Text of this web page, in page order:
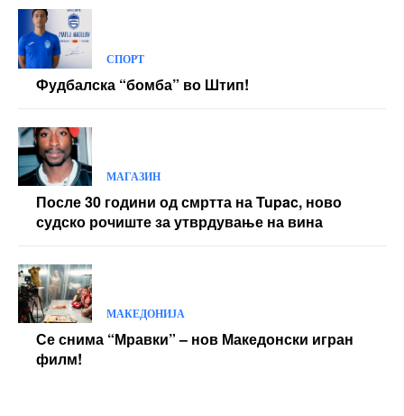
СПОРТ
Фудбалска “бомба” во Штип!
МАГАЗИН
После 30 години од смртта на Tupac, ново
судско рочиште за утврдување на вина
МАКЕДОНИЈА
Се снима “Мравки” – нов Македонски игран
филм!